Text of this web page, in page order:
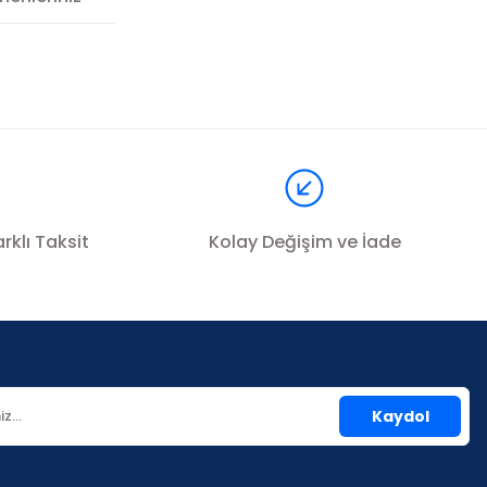
Taksit
Kolay Değişim ve İade
Kaydol